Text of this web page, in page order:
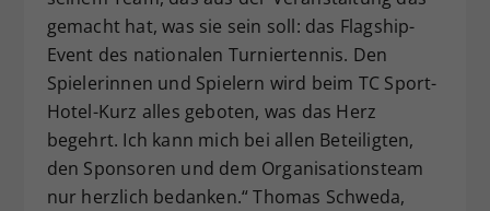
gemacht hat, was sie sein soll: das Flagship-
Event des nationalen Turniertennis. Den
Spielerinnen und Spielern wird beim TC Sport-
Hotel-Kurz alles geboten, was das Herz
begehrt. Ich kann mich bei allen Beteiligten,
den Sponsoren und dem Organisationsteam
nur herzlich bedanken.“ Thomas Schweda,